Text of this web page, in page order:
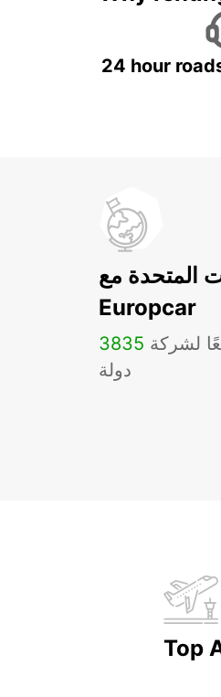
24 hour
المتحدة مع
Europcar
3835
دولة
Top